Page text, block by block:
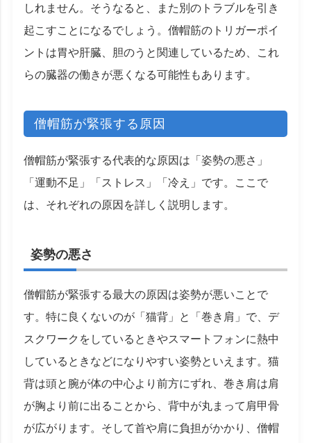
しれません。そうなると、また別のトラブルを引き
起こすことになるでしょう。僧帽筋のトリガーポイ
ントは胃や肝臓、胆のうと関連しているため、これ
らの臓器の働きが悪くなる可能性もあります。
僧帽筋が緊張する原因
僧帽筋が緊張する代表的な原因は「姿勢の悪さ」
「運動不足」「ストレス」「冷え」です。ここで
は、それぞれの原因を詳しく説明します。
姿勢の悪さ
僧帽筋が緊張する最大の原因は姿勢が悪いことで
す。特に良くないのが「猫背」と「巻き肩」で、デ
スクワークをしているときやスマートフォンに熱中
しているときなどになりやすい姿勢といえます。猫
背は頭と腕が体の中心より前方にずれ、巻き肩は肩
が胸より前に出ることから、背中が丸まって肩甲骨
が広がります。そして首や肩に負担がかかり、僧帽